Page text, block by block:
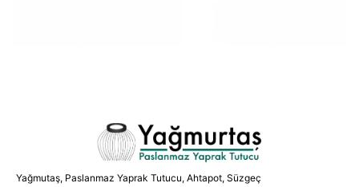
Yağmutaş, Paslanmaz Yaprak Tutucu, Ahtapot, Süzgeç